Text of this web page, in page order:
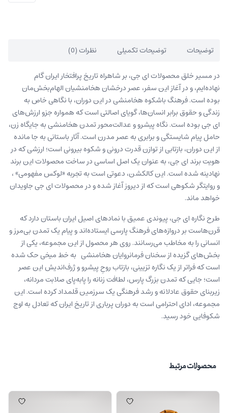
توضیحات توضیحات تکمیلی نظرات (0)
در مسیر خلق محصولات ای جی، بر شاهراه تاریخ پرافتخار ایران گام
نهاده‌ایم، و در آغاز این سفر، عصر درخشان هخامنشیان الهام‌بخش‌مان
بوده است. فرهنگ باشکوه هخامنشی در این دوران، با نگاهی خاص به
زندگی و حقوق برابر انسان‌ها، گویای اصالتی است که همواره جزو ارزش‌های
ای جی بوده است. نگاه پیشرو و عدالت‌محور تمدن هخامنشی به جایگاه زن،
حامل پیام شایستگی و برابری به عصر مدرن است. آثار باستانی به جا مانده
از این دوران، بازتابی از توازن قدرت درونی و شکوه بیرونی است؛ ارزشی که در
هویت برند ای جی، به عنوان یک اصل اساسی در ساخت محصولات این برند
نهادینه شده است. این کالکشن، دعوتی است به تجربه «لوکس مفهومی» ،
و روایتگر شکوهی است که از دیروز آغاز شده و در محصولات ای جی جاویدان
خواهد ماند.
طرح نگاره ای جی، پیوندی عمیق با نمادهای اصیل ایران باستان دارد که
قرن‌هاست بر دروازه‌های فرهنگ پارسی ایستاده‌اند و پیام یک تمدن بی‌مرز و
انسانی را به مخاطب می‌رسانند. روی هر محصول از این مجموعه، یکی از
بخش‌های گزیده‌ از سخنان فرمانروایان هخامنشی به خط میخی حک شده
است که فراتر از یک نگاره تزيینی، بازتاب روحِ پیشرو و ژرف‌اندیش این عصر‌
است؛ جایی که تمدن بزرگ پارس، لطافت زنانه را پابه‌پای صلابت مردانه،
زیربنای حقوق عادلانه و رشد فرهنگی یک سرزمین قلمداد کرده است. این
مجموعه، ادای احترامی است به دوران پرباری از تاریخ ایران که تعادل به اوج
شکوفایی خود رسید.
محصولات مرتبط